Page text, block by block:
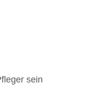
sein